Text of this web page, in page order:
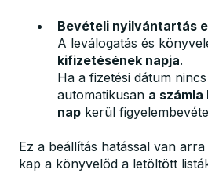
Bevételi nyilvántartás
A leválogatás és
kifizetésének napja.
Ha a fizetési dátum
automatikusan a
nap kerül
Ez a beállítás hatással van
kap a könyvelőd a letöltött